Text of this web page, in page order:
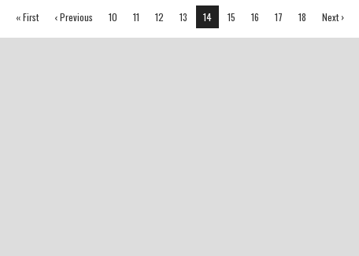
« First ‹ Previous 10 11 12 13 14 15 16 17 18 Next ›